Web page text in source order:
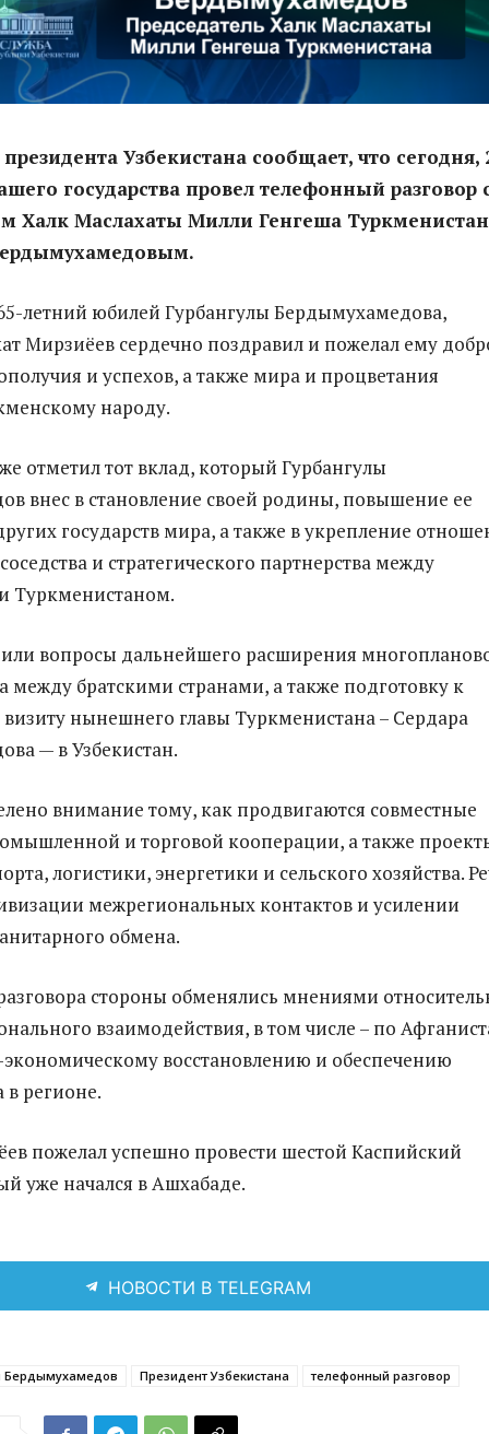
Узбекистана сообщает, что сегодня,
государства провел телефонный разговор
Халк Маслахаты Милли Генгеша
летний юбилей Гурбангулы Бердымухамедова,
Мирзиёев сердечно поздравил и пожелал ему
и успехов, а также мира и процветания
народу.
отметил тот вклад, который Гурбангулы
внес в становление своей родины, повышение ее
государств мира, а также в укрепление
и стратегического партнерства между
Туркменистаном.
вопросы дальнейшего расширения
между братскими странами, а также подготовку к
нынешнего главы Туркменистана – Сердара
— в Узбекистан.
внимание тому, как продвигаются совместные
и торговой кооперации, а также
логистики, энергетики и сельского хозяйства.
межрегиональных контактов и усилении
обмена.
стороны обменялись мнениями
взаимодействия, в том числе – по
восстановлению и обеспечению
регионе.
пожелал успешно провести шестой Каспийский
уже начался в Ашхабаде.
НОВОСТИ В TELEGRAM
Бердымухамедов Президент Узбекистана телефонный разговор